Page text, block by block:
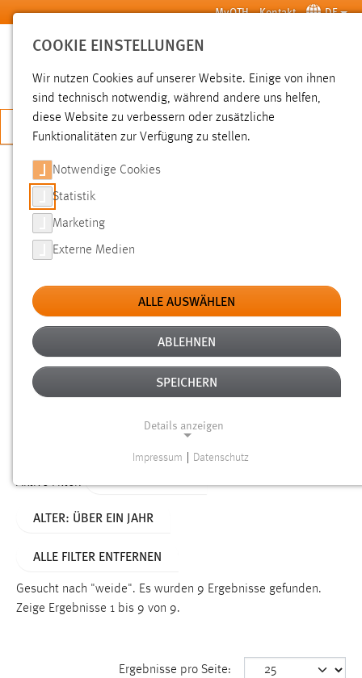
Zum Hauptinhalt springen MyOTH Kontakt DE
SUCHE
JETZT BEWERBEN
SUCHE
FILTER
Typ
Erstellungsdatum
Alter
Aktive Filter:
ALTER: ÜBER EIN JAHR
ALLE FILTER ENTFERNEN
Gesucht nach "weide". Es wurden 9 Ergebnisse gefunden.
Zeige Ergebnisse 1 bis 9 von 9.
Ergebnisse pro Seite:
COOKIE EINSTELLUNGEN
Wir nutzen Cookies auf unserer Website. Einige von ihnen
sind technisch notwendig, während andere uns helfen,
diese Website zu verbessern oder zusätzliche
Funktionalitäten zur Verfügung zu stellen.
Notwendige Cookies
Statistik
Marketing
Externe Medien
ALLE AUSWÄHLEN
ABLEHNEN
SPEICHERN
Details anzeigen
Funktionen und sind für die einwandfreie Funktion der
Name:
Dieser Cookie speichert die ausgewählten Einverständnis-
Impressum Datenschutz